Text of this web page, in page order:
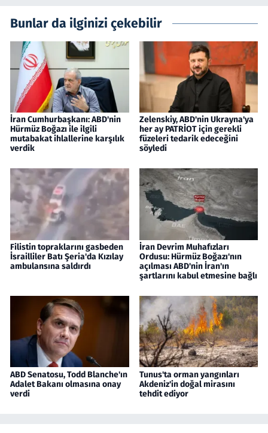
Bunlar da ilginizi çekebilir
İran Cumhurbaşkanı: ABD'nin
Hürmüz Boğazı ile ilgili
mutabakat ihlallerine karşılık
verdik
Zelenskiy, ABD'nin Ukrayna'ya
her ay PATRİOT için gerekli
füzeleri tedarik edeceğini
söyledi
Filistin topraklarını gasbeden
İsrailliler Batı Şeria'da Kızılay
ambulansına saldırdı
İran Devrim Muhafızları
Ordusu: Hürmüz Boğazı'nın
açılması ABD'nin İran'ın
şartlarını kabul etmesine bağlı
ABD Senatosu, Todd Blanche'ın
Adalet Bakanı olmasına onay
verdi
Tunus'ta orman yangınları
Akdeniz'in doğal mirasını
tehdit ediyor